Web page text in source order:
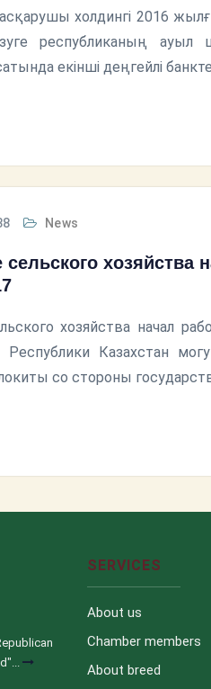
холдингі 2016
республиканың ауыл
екінші деңгейлі
News
хозяйства
хозяйства начал
Республики Казахстан
со стороны
SERVICES
About us
Chamber members
About breed